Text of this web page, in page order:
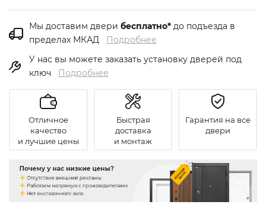
Мы доставим двери бесплатно* до подъезда в
пределах МКАД Подробнее
У нас вы можете заказать установку дверей под
ключ Подробнее
Отличное
качество
и лучшие цены
Быстрая
доставка
и монтаж
Гарантия на все
двери